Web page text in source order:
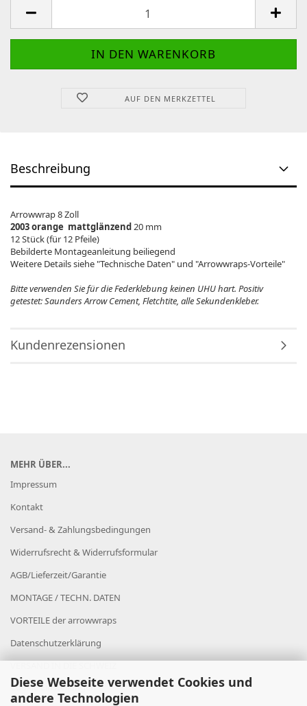
Diese Webseite verwendet Cookies und
andere Technologien
AUF DEN MERKZETTEL
Beschreibung
Arrowwrap 8 Zoll
2003 orange mattglänzend20 mm
12 Stück (für 12 Pfeile)
Bebilderte Montageanleitung beiliegend
Weitere Details siehe "Technische Daten" und "Arrowwraps-Vorteile"
Bitte verwenden Sie für die Federklebung keinen UHU hart. Positiv
getestet: Saunders Arrow Cement, Fletchtite, alle Sekundenkleber.
Kundenrezensionen
MEHR ÜBER...
Impressum
Kontakt
Versand- & Zahlungsbedingungen
Widerrufsrecht & Widerrufsformular
AGB/Lieferzeit/Garantie
MONTAGE / TECHN. DATEN
VORTEILE der arrowwraps
Datenschutzerklärung
Cookie Einstellungen